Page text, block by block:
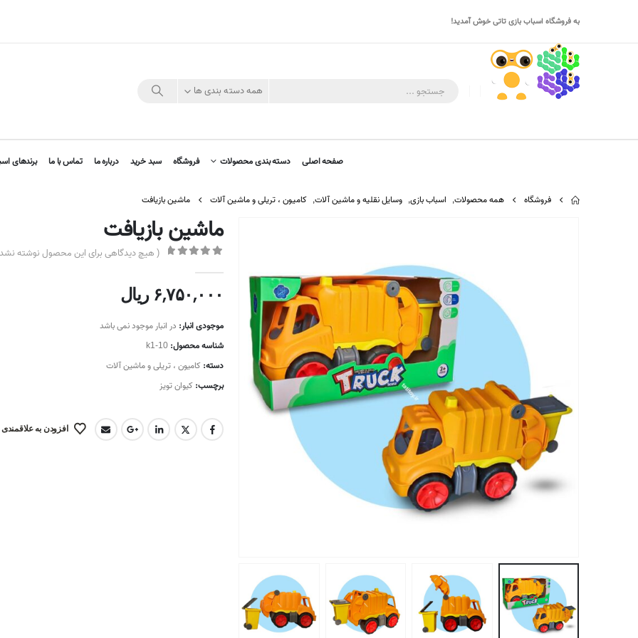
به فروشگاه اسباب بازی تاتی خوش آمدید!
همه دسته بندی ها
صفحه اصلی دسته بندی محصولات فروشگاه سبد خرید درباره ما تماس با ما برندهای
فروشگاه همه محصولات, اسباب بازی, وسایل نقلیه و ماشین آلات, کامیون ، تریلی و ماشین آلات ماشین بازیافت
ماشین بازیافت
( هیچ دیدگاهی برای این محصول نوشته
۶,۷۵۰,۰۰۰ ریال
موجودی انبار: در انبار موجود نمی باشد
شناسه محصول: k1-10
دسته: کامیون ، تریلی و ماشین آلات
برچسب: کیوان تویز
افزودن به علاقمندی